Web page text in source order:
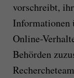
vorschreibt,
Informationen
Online-
Behörden